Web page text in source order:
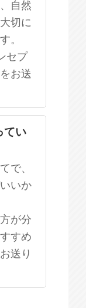
自然
切に
。
セプ
お送
てい
で、
いか
が分
すめ
送り